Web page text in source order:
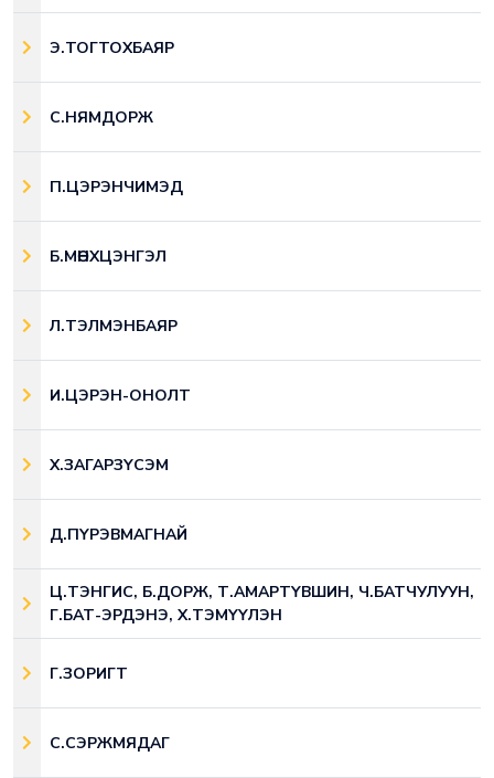
Э.ТОГТОХБАЯР
С.НЯМДОРЖ
П.ЦЭРЭНЧИМЭД
Б.МӨНХЦЭНГЭЛ
Л.ТЭЛМЭНБАЯР
И.ЦЭРЭН-ОНОЛТ
Х.ЗАГАРЗҮСЭМ
Д.ПҮРЭВМАГНАЙ
Ц.ТЭНГИС, Б.ДОРЖ, Т.АМАРТҮВШИН, Ч.БАТЧУЛУУН,
Г.БАТ-ЭРДЭНЭ, Х.ТЭМҮҮЛЭН
Г.ЗОРИГТ
С.СЭРЖМЯДАГ